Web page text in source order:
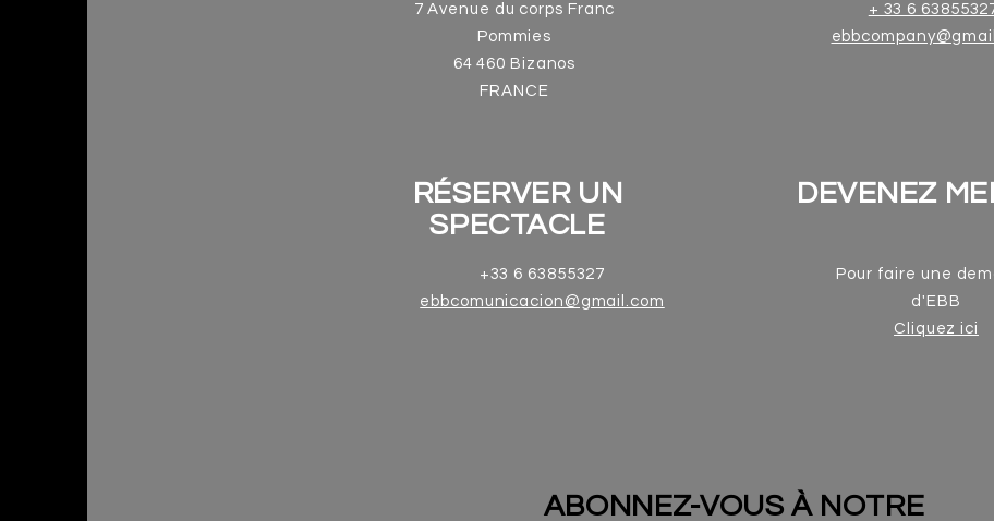
7 Avenue du corps Franc
Pommies
64 460 Bizanos
FRANCE
RÉSERVER UN
SPECTACLE
+33 6 63855327
ebbcomunicacion@gmail.com
+ 33 6
DEVENEZ
Pour faire une
d'EBB
Cliquez ici
ABONNEZ-VOUS À NOTRE